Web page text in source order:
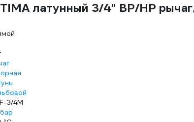
латунный 3/4" ВР/НР
3/4M